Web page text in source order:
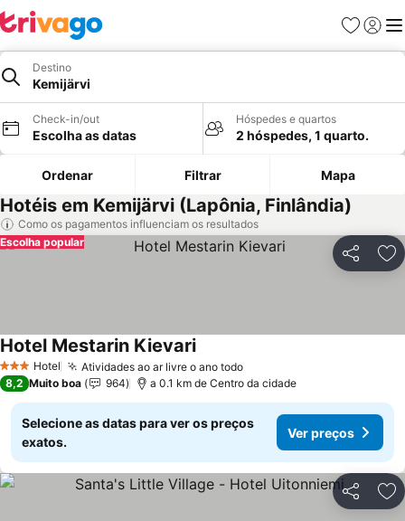
Favoritos
Iniciar
Destino
Kemijärvi
Check-in/out
Escolha as datas
Hóspedes e quartos
2 hóspedes, 1 quarto.
Ordenar Filtrar Mapa
Hotéis em Kemijärvi (Lapônia, Finlândia)
Como os pagamentos influenciam os resultados
Partilhar
Escolha popular
3 EstrelasHotel Atividades ao ar livre o ano todoVer preços
Hotel Mestarin KievariVer preços
8,2 Muito boa 964 a 0.1 km de Centro da cidade
Selecione as datas para ver os preços
exatos.
Ver preços
Partilhar